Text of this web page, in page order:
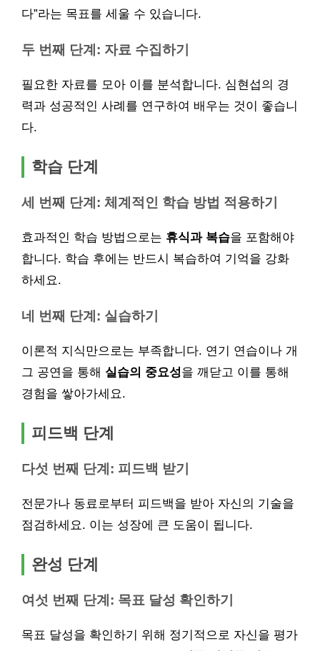
다”라는 목표를 세울 수 있습니다.
두 번째 단계: 자료 수집하기
필요한 자료를 모아 이를 분석합니다. 심현섭의 경
력과 성공적인 사례를 연구하여 배우는 것이 좋습니
다.
학습 단계
세 번째 단계: 체계적인 학습 방법 적용하기
효과적인 학습 방법으로는 휴식과 복습을 포함해야
합니다. 학습 후에는 반드시 복습하여 기억을 강화
하세요.
네 번째 단계: 실습하기
이론적 지식만으로는 부족합니다. 연기 연습이나 개
그 공연을 통해 실습의 중요성을 깨닫고 이를 통해
경험을 쌓아가세요.
피드백 단계
다섯 번째 단계: 피드백 받기
전문가나 동료로부터 피드백을 받아 자신의 기술을
점검하세요. 이는 성장에 큰 도움이 됩니다.
완성 단계
여섯 번째 단계: 목표 달성 확인하기
목표 달성을 확인하기 위해 정기적으로 자신을 평가